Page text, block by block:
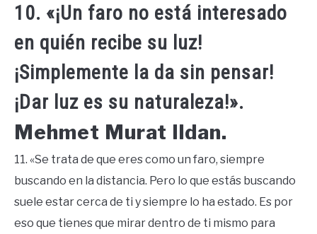
10. «¡Un faro no está interesado
en quién recibe su luz!
¡Simplemente la da sin pensar!
¡Dar luz es su naturaleza!».
Mehmet Murat Ildan.
11. «Se trata de que eres como un faro, siempre
buscando en la distancia. Pero lo que estás buscando
suele estar cerca de ti y siempre lo ha estado. Es por
eso que tienes que mirar dentro de ti mismo para